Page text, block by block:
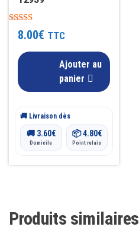
Note
4.53
8.00€ TTC
Ajouter au
panier
🚚 Livraison dès
🚚 3.60€
Domicile
📦4.80€
Point relais
Produits similaires